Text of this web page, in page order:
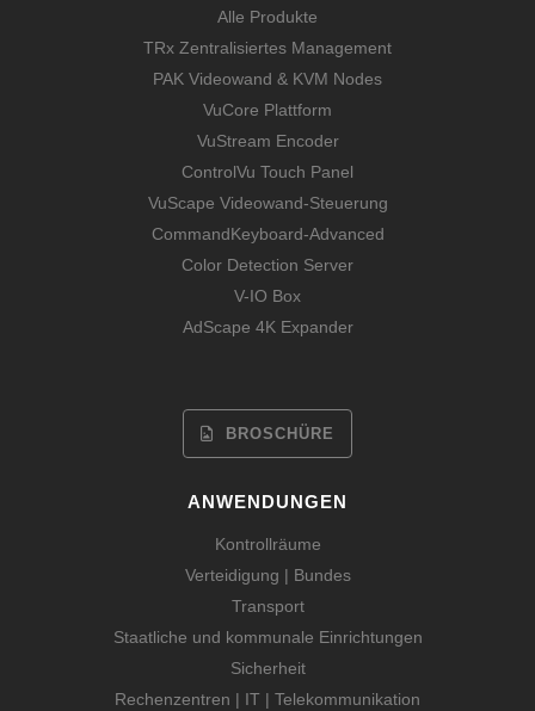
Alle Produkte
TRx Zentralisiertes Management
PAK Videowand & KVM Nodes
VuCore Plattform
VuStream Encoder
ControlVu Touch Panel
VuScape Videowand-Steuerung
CommandKeyboard-Advanced
Color Detection Server
V-IO Box
AdScape 4K Expander
BROSCHÜRE
ANWENDUNGEN
Kontrollräume
Verteidigung | Bundes
Transport
Staatliche und kommunale Einrichtungen
Sicherheit
Rechenzentren | IT | Telekommunikation